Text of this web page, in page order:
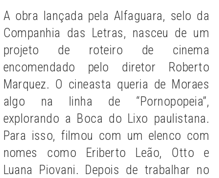
A obra lançada pela Alfaguara, selo da
Companhia das Letras, nasceu de um
projeto de roteiro de cinema
encomendado pelo diretor Roberto
Marquez. O cineasta queria de Moraes
algo na linha de “Pornopopeia”,
explorando a Boca do Lixo paulistana.
Para isso, filmou com um elenco com
nomes como Eriberto Leão, Otto e
Luana Piovani. Depois de trabalhar no